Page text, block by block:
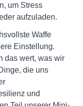
um Stress
aufzuladen.
Waffe
Einstellung.
das wert, was wir
die uns
und